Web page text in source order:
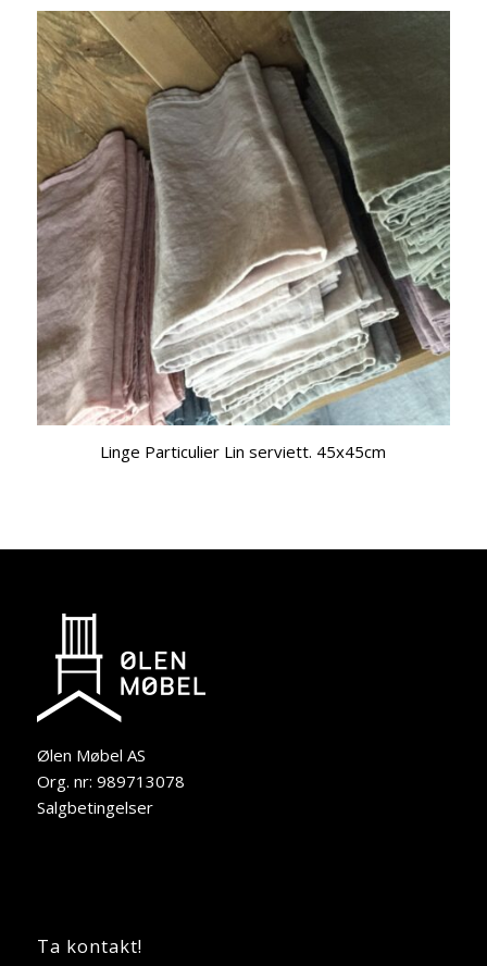
Linge Particulier Lin serviett. 45x45cm
Ølen Møbel AS
Org. nr: 989713078
Salgbetingelser
Ta kontakt!